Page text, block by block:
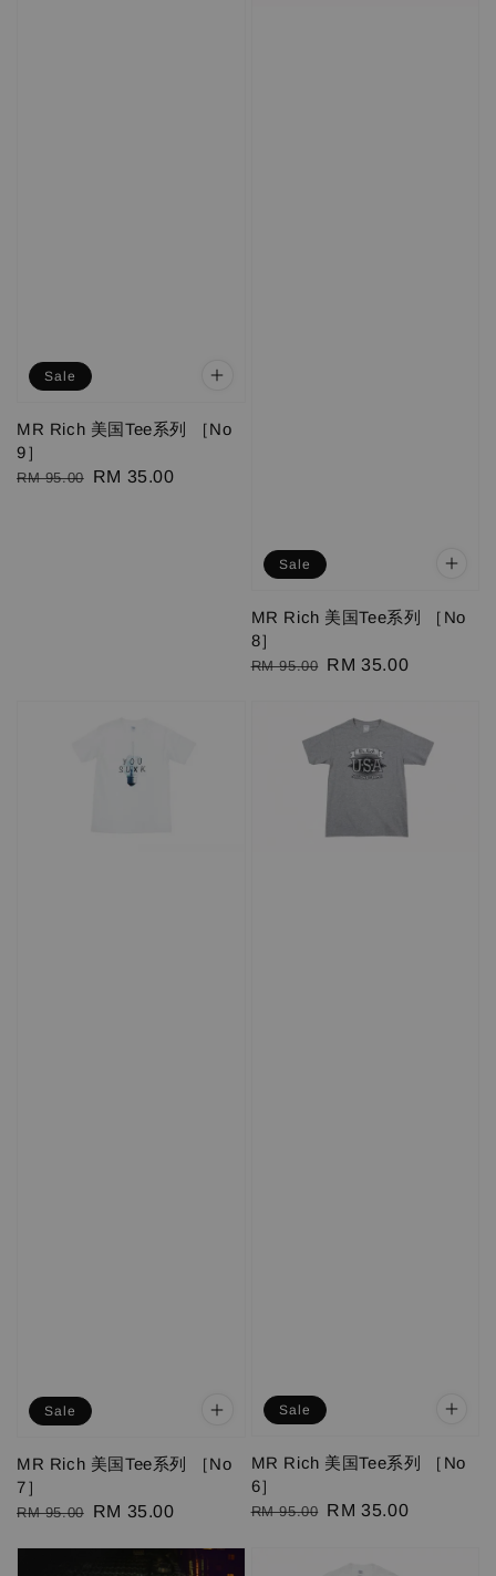
Sale
MR Rich 美国Tee系列 ［No
9］
Regular
RM 95.00
Sale
RM 35.00
Sale
MR Rich 美国Tee系列 ［No
8］
Regular
RM 95.00 Sale
RM 35.00
Sale
MR Rich 美国Tee系列 ［No
7］
Regular
RM 95.00
Sale
RM 35.00
Sale
MR Rich 美国Tee系列 ［No
6］
Regular
RM 95.00 Sale
RM 35.00